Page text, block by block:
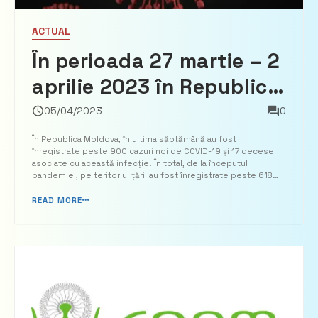
ACTUAL
În perioada 27 martie – 2
aprilie 2023 în Republica
Moldova au fost
înregistrate 991 cazuri
noi de COVID-19 și 17
05/04/2023 0
În Republica Moldova, în ultima săptămână au fost
înregistrate peste 900 cazuri noi de COVID-19 și 17 decese
asociate cu această infecție. În total, de la începutul
pandemiei, pe teritoriul țării au fost înregistrate peste 618
prezentată de Ministerul Sănătății. Astfel, în perioada 27
READ MORE